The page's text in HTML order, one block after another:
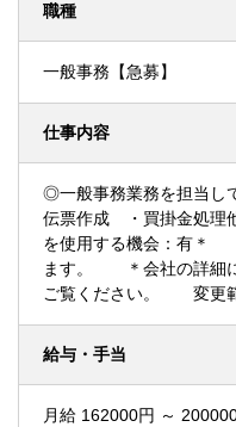
職種
一般事務【急募】
仕事内容
◎一般事務業務を担当
伝票作成 ・買掛金処
を使用する機会：有＊
ます。 ＊会社の詳細に
ご覧ください。 変更
給与・手当
月給 162000円 ～